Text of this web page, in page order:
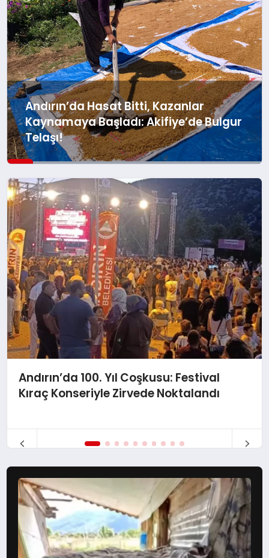
Andırın’da Hasat Bitti, Kazanlar
Kaynamaya Başladı: Akifiye’de Bulgur
Telaşı!
Andırın’da 100. Yıl Coşkusu: Festival
Kıraç Konseriyle Zirvede Noktalandı